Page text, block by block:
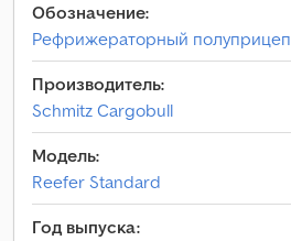
Обозначение:
Рефрижераторный полуприцеп
Производитель:
Schmitz Cargobull
Модель:
Reefer Standard
Год выпуска: